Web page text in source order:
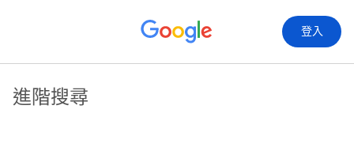
登入
進階搜尋